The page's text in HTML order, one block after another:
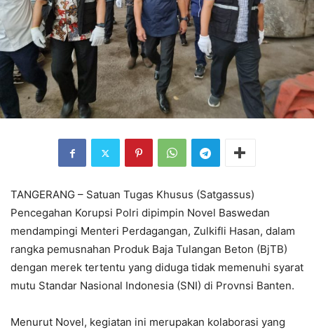
TANGERANG – Satuan Tugas Khusus (Satgassus)
Pencegahan Korupsi Polri dipimpin Novel Baswedan
mendampingi Menteri Perdagangan, Zulkifli Hasan, dalam
rangka pemusnahan Produk Baja Tulangan Beton (BjTB)
dengan merek tertentu yang diduga tidak memenuhi syarat
mutu Standar Nasional Indonesia (SNI) di Provnsi Banten.
Menurut Novel, kegiatan ini merupakan kolaborasi yang